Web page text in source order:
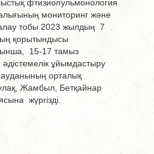
фтизиопульмонология
мониторинг және
тобы 2023 жылдың 7
қорытындысы
15-17 тамыз
ұйымдастыру
орталық
Жамбыл, Бетқайнар
жүргізді.